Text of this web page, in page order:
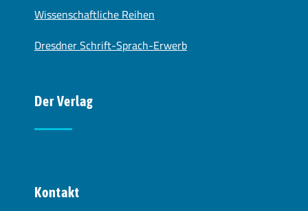
Wissenschaftliche Reihen
Dresdner Schrift-Sprach-Erwerb
Der Verlag
Kontakt